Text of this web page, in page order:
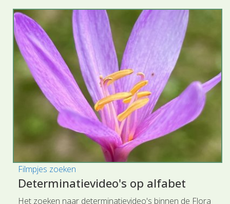
Determineren
Filmpjes zoeken
Determinatievideo's op alfabet
Het zoeken naar determinatievideo's binnen de Flora